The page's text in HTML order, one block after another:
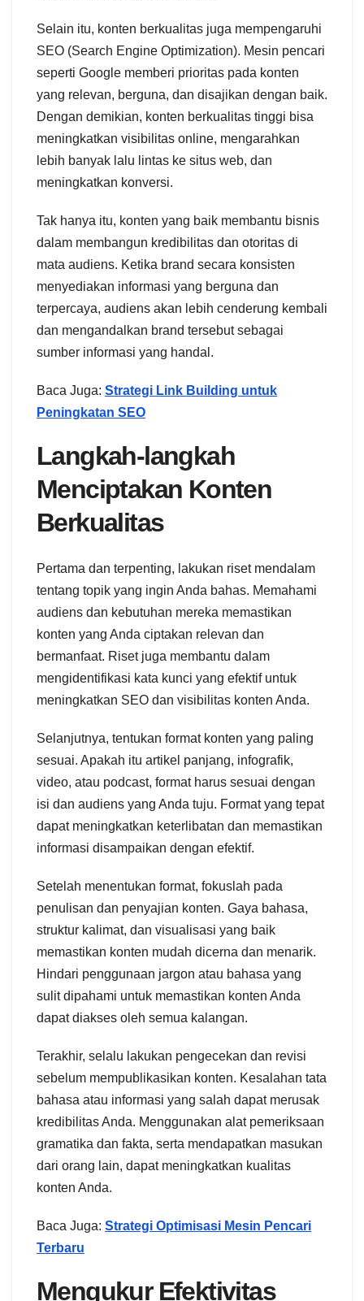
Selain itu, konten berkualitas juga mempengaruhi
SEO (Search Engine Optimization). Mesin pencari
seperti Google memberi prioritas pada konten
yang relevan, berguna, dan disajikan dengan baik.
Dengan demikian, konten berkualitas tinggi bisa
meningkatkan visibilitas online, mengarahkan
lebih banyak lalu lintas ke situs web, dan
meningkatkan konversi.
Tak hanya itu, konten yang baik membantu bisnis
dalam membangun kredibilitas dan otoritas di
mata audiens. Ketika brand secara konsisten
menyediakan informasi yang berguna dan
terpercaya, audiens akan lebih cenderung kembali
dan mengandalkan brand tersebut sebagai
sumber informasi yang handal.
Baca Juga: Strategi Link Building untuk
Peningkatan SEO
Langkah-langkah
Menciptakan Konten
Berkualitas
Pertama dan terpenting, lakukan riset mendalam
tentang topik yang ingin Anda bahas. Memahami
audiens dan kebutuhan mereka memastikan
konten yang Anda ciptakan relevan dan
bermanfaat. Riset juga membantu dalam
mengidentifikasi kata kunci yang efektif untuk
meningkatkan SEO dan visibilitas konten Anda.
Selanjutnya, tentukan format konten yang paling
sesuai. Apakah itu artikel panjang, infografik,
video, atau podcast, format harus sesuai dengan
isi dan audiens yang Anda tuju. Format yang tepat
dapat meningkatkan keterlibatan dan memastikan
informasi disampaikan dengan efektif.
Setelah menentukan format, fokuslah pada
penulisan dan penyajian konten. Gaya bahasa,
struktur kalimat, dan visualisasi yang baik
memastikan konten mudah dicerna dan menarik.
Hindari penggunaan jargon atau bahasa yang
sulit dipahami untuk memastikan konten Anda
dapat diakses oleh semua kalangan.
Terakhir, selalu lakukan pengecekan dan revisi
sebelum mempublikasikan konten. Kesalahan tata
bahasa atau informasi yang salah dapat merusak
kredibilitas Anda. Menggunakan alat pemeriksaan
gramatika dan fakta, serta mendapatkan masukan
dari orang lain, dapat meningkatkan kualitas
konten Anda.
Baca Juga: Strategi Optimisasi Mesin Pencari
Terbaru
Mengukur Efektivitas